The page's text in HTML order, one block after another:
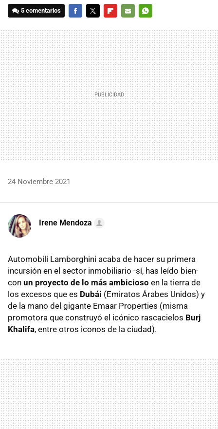
5 comentarios
MAIL
24 Noviembre 2021
Irene Mendoza
Automobili Lamborghini acaba de hacer su primera
incursión en el sector inmobiliario -sí, has leído bien-
con un proyecto de lo más ambicioso en la tierra de
los excesos que es Dubái (Emiratos Árabes Unidos) y
de la mano del gigante Emaar Properties (misma
promotora que construyó el icónico rascacielos Burj
Khalifa, entre otros iconos de la ciudad).